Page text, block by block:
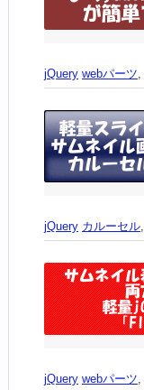
jQuery webパーツ,
jQuery カルーセル,
jQuery webパーツ,